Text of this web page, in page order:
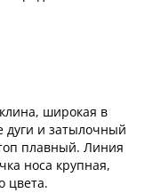
широкая в
дуги и затылочный
плавный. Линия
носа крупная,
цвета.